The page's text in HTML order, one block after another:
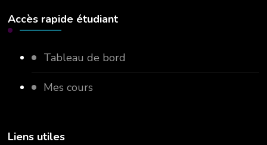
Accès rapide étudiant
Tableau de bord
Mes cours
Liens utiles